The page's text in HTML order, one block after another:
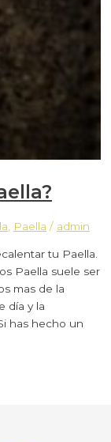
, Paella / admin
tu Paella.
Paella suele ser
mas de la
día y la
has hecho un